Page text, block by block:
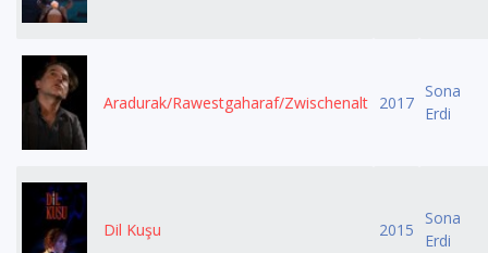
Aradurak/Rawestgaharaf/Zwischenalt 2017
Sona
Erdi
Dil Kuşu 2015
Sona
Erdi